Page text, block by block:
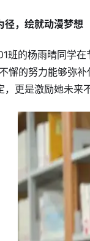
径，绘就动漫梦想
班的杨雨晴同学
懈的努力能够弥
更是激励她未来